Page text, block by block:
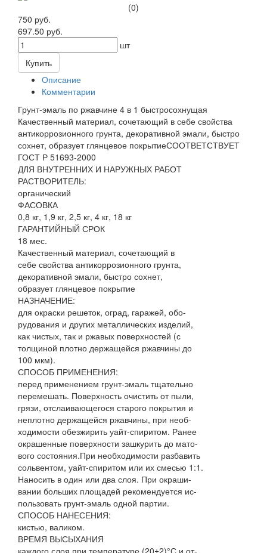
(0)
750 руб.
697.50 руб.
шт
Купить
Описание
Комментарии
Грунт-эмаль по ржавчине 4 в 1 быстросохнущая
Качественный материал, сочетающий в себе свойства
антикоррозионного грунта, декоративной эмали, быстро
сохнет, образует глянцевое покрытиеСООТВЕТСТВУЕТ
ГОСТ Р 51693-2000
ДЛЯ ВНУТРЕННИХ И НАРУЖНЫХ РАБОТ
РАСТВОРИТЕЛЬ:
органический
ФАСОВКА
0,8 кг, 1,9 кг, 2,5 кг, 4 кг, 18 кг
ГАРАНТИЙНЫЙ СРОК
18 мес.
Качественный материал, сочетающий в
себе свойства антикоррозионного грунта,
декоративной эмали, быстро сохнет,
образует глянцевое покрытие
НАЗНАЧЕНИЕ:
для окраски решеток, оград, гаражей, обо-
рудования и других металлических изделий,
как чистых, так и ржавых поверхностей (с
толщиной плотно держащейся ржавчины до
100 мкм).
СПОСОБ ПРИМЕНЕНИЯ:
перед применением грунт-эмаль тщательно
перемешать. Поверхность очистить от пыли,
грязи, отслаивающегося старого покрытия и
неплотно держащейся ржавчины, при необ-
ходимости обезжирить уайт-спиритом. Ранее
окрашенные поверхности зашкурить до мато-
вого состояния.При необходимости разбавить
сольвентом, уайт-спиритом или их смесью 1:1.
Наносить в один или два слоя. При окраши-
вании больших площадей рекомендуется ис-
пользовать грунт-эмаль одной партии.
СПОСОБ НАНЕСЕНИЯ:
кистью, валиком.
ВРЕМЯ ВЫСЫХАНИЯ
каждого слоя при температуре (20±2)°С и от-